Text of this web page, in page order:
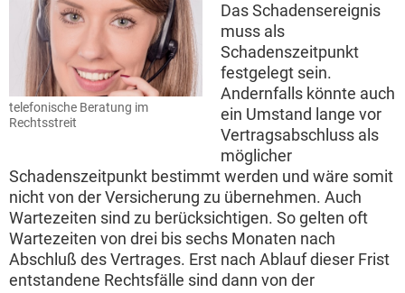
telefonische Beratung im
Rechtsstreit
Das Schadensereignis
muss als
Schadenszeitpunkt
festgelegt sein.
Andernfalls könnte auch
ein Umstand lange vor
Vertragsabschluss als
möglicher
Schadenszeitpunkt bestimmt werden und wäre somit
nicht von der Versicherung zu übernehmen. Auch
Wartezeiten sind zu berücksichtigen. So gelten oft
Wartezeiten von drei bis sechs Monaten nach
Abschluß des Vertrages. Erst nach Ablauf dieser Frist
entstandene Rechtsfälle sind dann von der